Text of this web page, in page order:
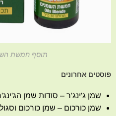
תוסף חמשת
פוסטים אחרונים
שמן ג'ינג'ר – סודות שמן
שמן כורכום – שמן כורכום